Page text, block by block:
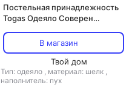
Постельная принадлежность
Togas Одеяло Соверен
В магазин
Твой дом
Тип: одеяло , материал: шелк ,
наполнитель: пух